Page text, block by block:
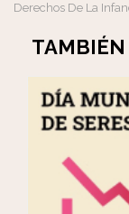
Derechos De La
TAMBIÉN